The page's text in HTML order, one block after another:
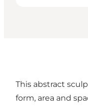
This abstract
form, area and